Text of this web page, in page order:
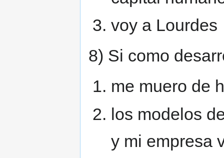
voy a Lourdes
8) Si como
me muero de
los modelos
y mi empresa